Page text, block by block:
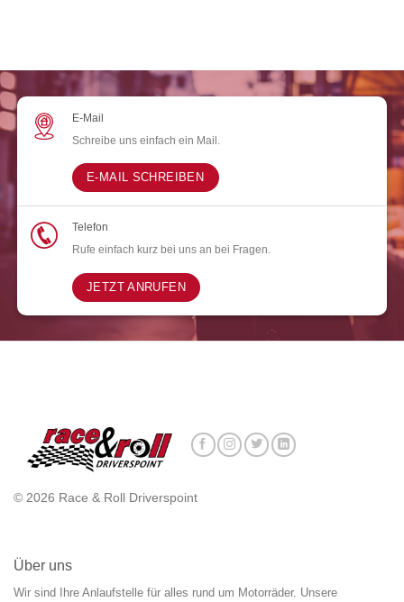
E-Mail
Schreibe uns einfach ein Mail.
E-MAIL SCHREIBEN
Telefon
Rufe einfach kurz bei uns an bei Fragen.
JETZT ANRUFEN
© 2026 Race & Roll Driverspoint
Über uns
Wir sind Ihre Anlaufstelle für alles rund um Motorräder. Unsere